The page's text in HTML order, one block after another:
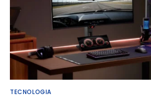
TECNOLOGIA